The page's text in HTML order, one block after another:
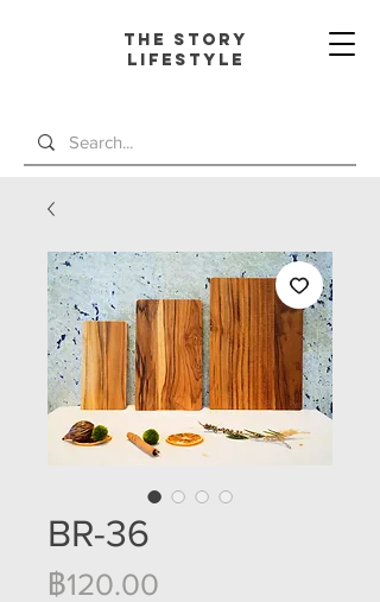
The Story
L ifestyle
BR-36
฿120.00